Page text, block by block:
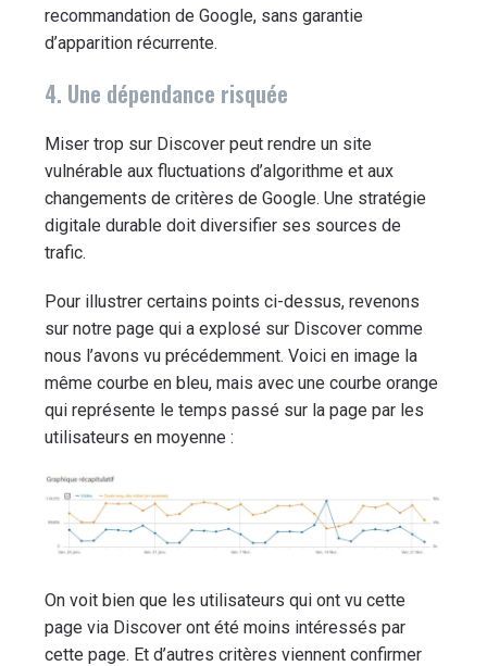
recommandation de Google, sans garantie
d’apparition récurrente.
4. Une dépendance risquée
Miser trop sur Discover peut rendre un site
vulnérable aux fluctuations d’algorithme et aux
changements de critères de Google. Une stratégie
digitale durable doit diversifier ses sources de
trafic.
Pour illustrer certains points ci-dessus, revenons
sur notre page qui a explosé sur Discover comme
nous l’avons vu précédemment. Voici en image la
même courbe en bleu, mais avec une courbe orange
qui représente le temps passé sur la page par les
utilisateurs en moyenne :
On voit bien que les utilisateurs qui ont vu cette
page via Discover ont été moins intéressés par
cette page. Et d’autres critères viennent confirmer